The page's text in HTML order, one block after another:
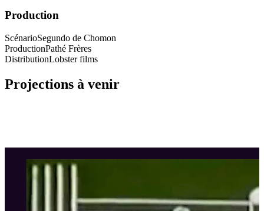
Production
ScénarioSegundo de Chomon
ProductionPathé Frères
DistributionLobster films
Projections à venir